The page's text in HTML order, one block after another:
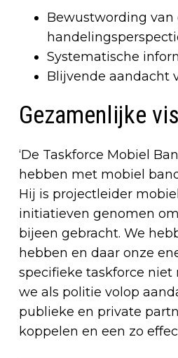
Bewustwording
Systematische
Blijvende aandacht
Gezamenlijke
‘De Taskforce Mobiel
hebben met mobiel
Hij is projectleider
initiatieven genomen
bijeen gebracht. We
hebben en daar onze
specifieke taskforce niet
we als politie volop
publieke en private
koppelen en een zo